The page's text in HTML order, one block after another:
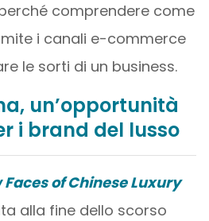
comprendere come
i canali e-commerce
le sorti di un business.
un’opportunità
i brand del lusso
Faces of Chinese Luxury
alla fine dello scorso